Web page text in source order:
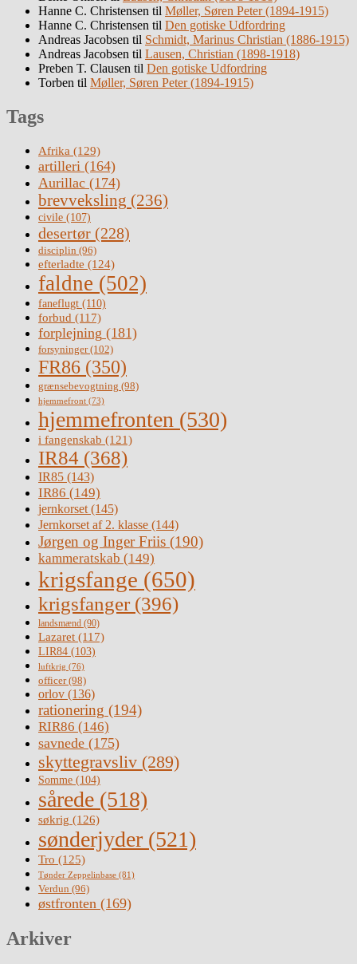
Hanne C. Christensen til Møller, Søren Peter (1894-1915)
Hanne C. Christensen til Den gotiske Udfordring
Andreas Jacobsen til Schmidt, Marinus Christian (1886-1915)
Andreas Jacobsen til Lausen, Christian (1898-1918)
Preben T. Clausen til Den gotiske Udfordring
Torben til Møller, Søren Peter (1894-1915)
Tags
Afrika (129)
artilleri (164)
Aurillac (174)
brevveksling (236)
civile (107)
desertør (228)
disciplin (96)
efterladte (124)
faldne (502)
faneflugt (110)
forbud (117)
forplejning (181)
forsyninger(102)
FR86 (350)
grænsebevogtning (98)
hjemmefront (73)
hjemmefronten (530)
i fangenskab (121)
IR84 (368)
IR85 (143)
IR86 (149)
jernkorset(145)
Jernkorset af 2. klasse (144)
Jørgen og Inger Friis (190)
kammeratskab (149)
krigsfange (650)
krigsfanger (396)
landsmænd (90)
Lazaret (117)
LIR84 (103)
luftkrig (76)
officer(98)
orlov (136)
rationering (194)
RIR86 (146)
savnede (175)
skyttegravsliv (289)
Somme (104)
sårede (518)
søkrig (126)
sønderjyder (521)
Tro (125)
Tønder Zeppelinbase (81)
Verdun (96)
østfronten (169)
Arkiver